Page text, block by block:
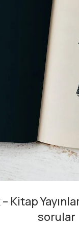
– Kitap
sorular